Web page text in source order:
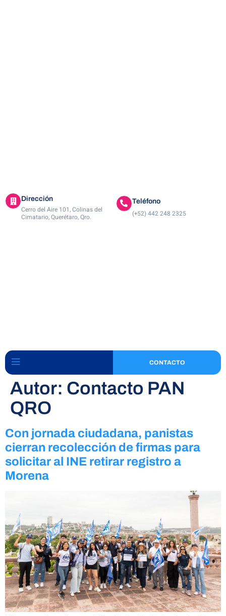
Dirección
Cerro del Aire 101, Colinas del
Cimatario, Querétaro, Qro.
Teléfono
(+52) 442 248 2325
CONTACTO
Autor: Contacto PAN
QRO
Con jornada ciudadana, panistas
cierran recolección de firmas para
solicitar al INE retirar registro a
Morena